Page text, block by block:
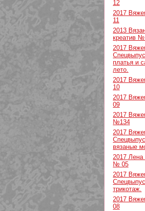
12
2017
11
2013
креатив
2017
платья и
лето.
2017
10
2017
09
2017
№134
2017
вязаные
2017 Лена
№ 05
2017
трикотаж.
2017
08